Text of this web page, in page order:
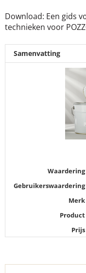
Download: Een gids
technieken voor
Samenvatting
Waardering
Gebruikerswaardering
Merk
Product
Prijs